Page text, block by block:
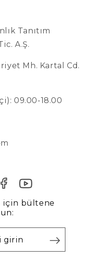
Tanıtım
A.Ş.
Mh. Kartal Cd.
09.00-18.00
için bültene